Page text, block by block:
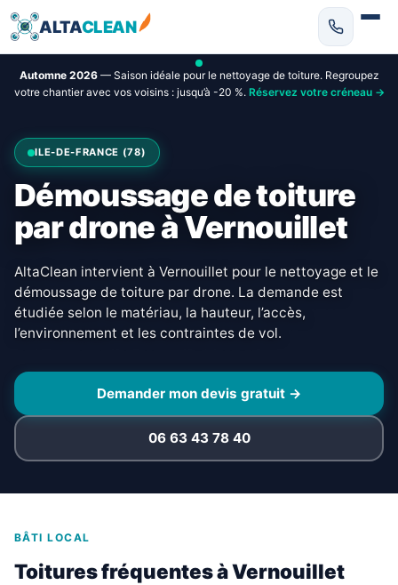
ALTACLEAN
Automne 2026— Saison idéale pour le nettoyage de toiture. Regroupez
votre chantier avec vos voisins : jusqu’à -20 %. Réservez votre créneau →
ILE-DE-FRANCE (78)
Démoussage de toiture
par drone à Vernouillet
AltaClean intervient à Vernouillet pour le nettoyage et le
démoussage de toiture par drone. La demande est
étudiée selon le matériau, la hauteur, l’accès,
l’environnement et les contraintes de vol.
Demander mon devis gratuit →
06 63 43 78 40
BÂTI LOCAL
Toitures fréquentes à Vernouillet